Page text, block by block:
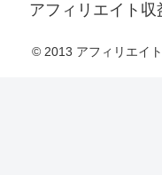
アフィリエイト収
© 2013 アフィリエイ